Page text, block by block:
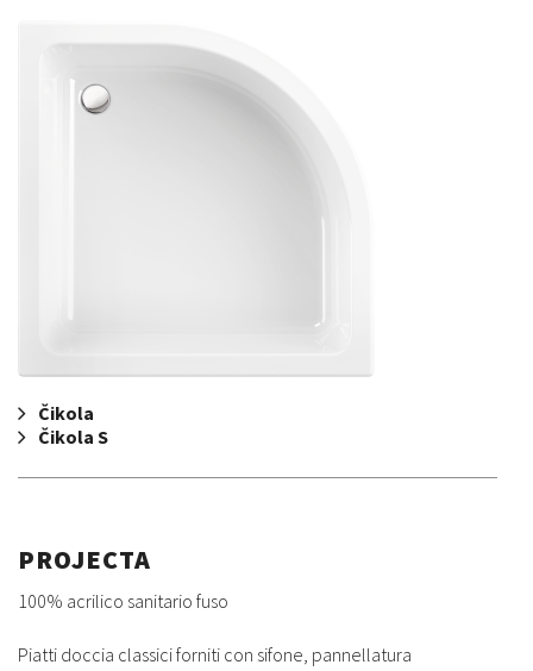
Čikola
Čikola S
PROJECTA
100% acrilico sanitario fuso
Piatti doccia classici forniti con sifone, pannellatura